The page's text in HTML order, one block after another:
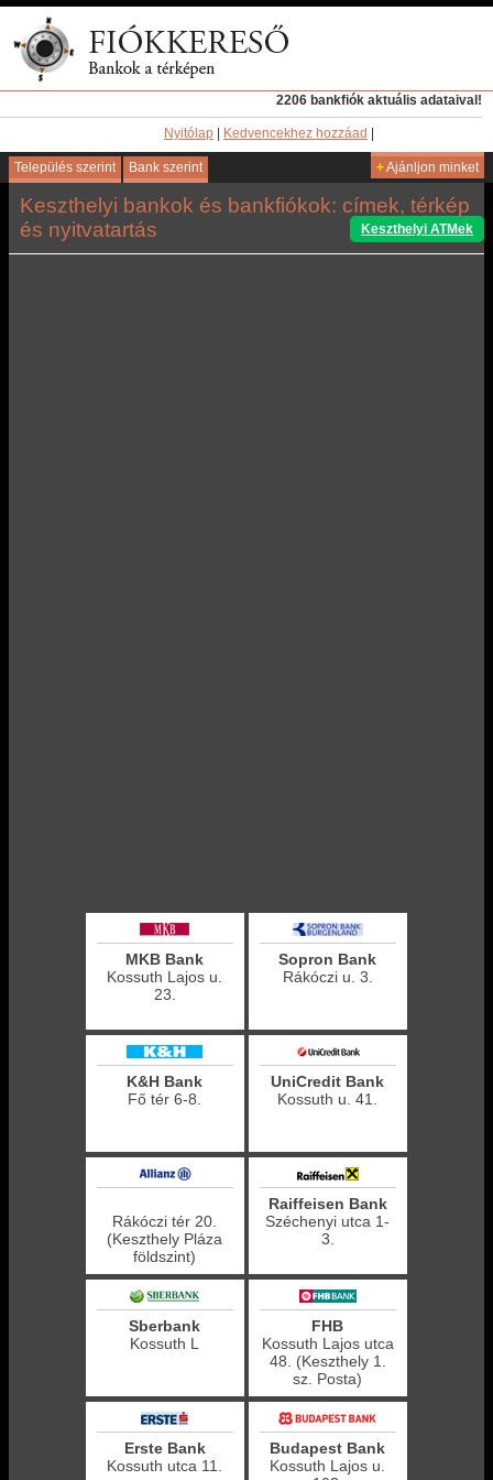
2206 bankfiók aktuális adataival!
Nyitólap Kedvencekhez hozzáad
Település szerint Bank szerint +Ajánljon minket
Keszthelyi bankok és bankfiókok: címek, térkép
és nyitvatartás
Keszthelyi ATMek
MKB Bank
Kossuth Lajos u.
23.
Sopron Bank
Rákóczi u. 3.
K&H Bank
Fő tér 6-8.
UniCredit Bank
Kossuth u. 41.
Rákóczi tér 20.
(Keszthely Pláza
földszint)
Raiffeisen Bank
Széchenyi utca 1-
3.
Sberbank
Kossuth L
FHB
Kossuth Lajos utca
48. (Keszthely 1.
sz. Posta)
Erste Bank
Kossuth utca 11.
Budapest Bank
Kossuth Lajos u.